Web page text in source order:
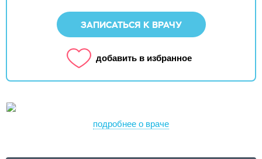
ЗАПИСАТЬСЯ К ВРАЧУ
добавить в избранное
подробнее о враче